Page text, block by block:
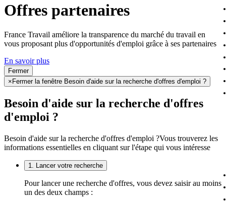
Offres partenaires
France Travail améliore la transparence du marché du travail en
vous proposant plus d'opportunités d'emploi grâce à ses partenaires
En savoir plus
Fermer
× Fermer la fenêtre Besoin d'aide sur la recherche d'offres d'emploi ?
Besoin d'aide sur la recherche d'offres
d'emploi ?
Besoin d'aide sur la recherche d'offres d'emploi ?Vous trouverez les
informations essentielles en cliquant sur l'étape qui vous intéresse
1. Lancer votre recherche
Pour lancer une recherche d'offres, vous devez saisir au moins
un des deux champs :